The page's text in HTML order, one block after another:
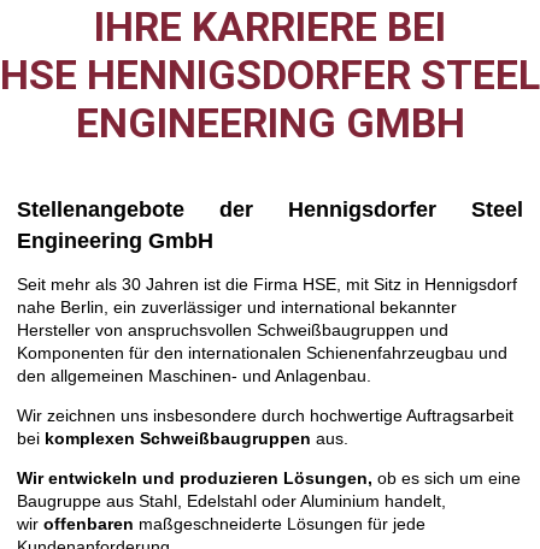
IHRE KARRIERE BEI
HSE HENNIGSDORFER STEEL
ENGINEERING GMBH